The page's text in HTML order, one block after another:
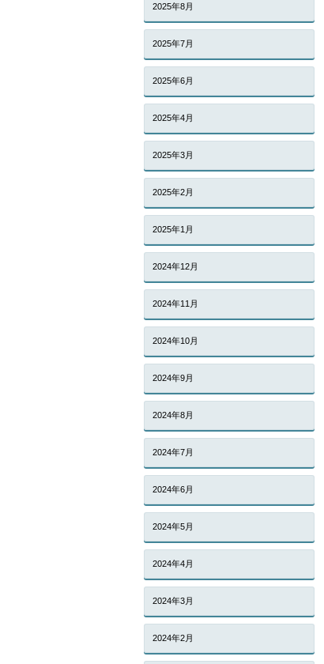
2025年8月
2025年7月
2025年6月
2025年4月
2025年3月
2025年2月
2025年1月
2024年12月
2024年11月
2024年10月
2024年9月
2024年8月
2024年7月
2024年6月
2024年5月
2024年4月
2024年3月
2024年2月